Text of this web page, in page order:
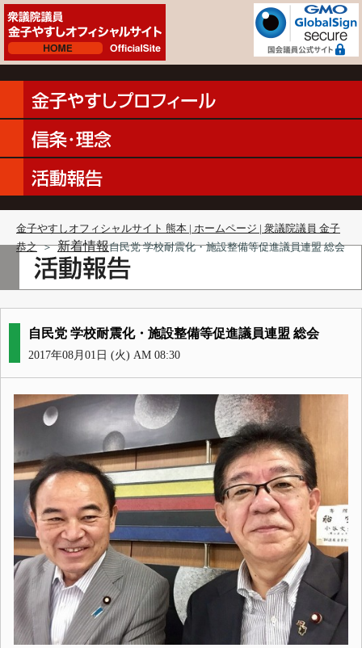
金子やすしオフィシャルサイト 熊本 | ホームページ | 衆議院議員 金子
恭之 ＞ 新着情報自民党 学校耐震化・施設整備等促進議員連盟 総会
自民党 学校耐震化・施設整備等促進議員連盟 総会
2017年08月01日 (火) AM 08:30